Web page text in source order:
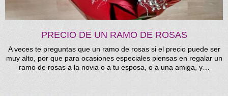
PRECIO DE UN RAMO DE ROSAS
A veces te preguntas que un ramo de rosas si el precio puede ser
muy alto, por que para ocasiones especiales piensas en regalar un
ramo de rosas a la novia o a tu esposa, o a una amiga, y…